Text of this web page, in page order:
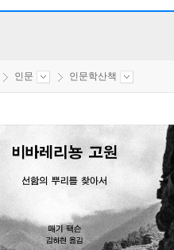
인문 인문학산책